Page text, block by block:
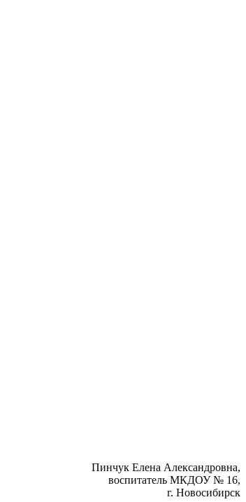
Пинчук Елена Александровна,
воспитатель МКДОУ № 16,
г. Новосибирск